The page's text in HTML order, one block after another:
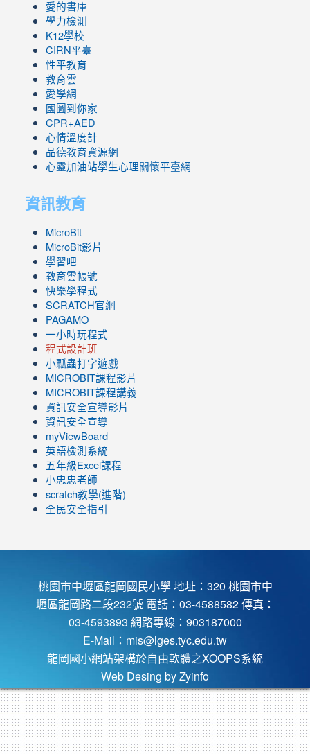
愛的書庫
學力檢測
K12學校
CIRN平臺
性平教育
教育雲
愛學網
國圖到你家
CPR+AED
心情溫度計
品德教育資源網
心靈加油站學生心理關懷平臺網
資訊教育
MicroBit
MicroBit影片
學習吧
教育雲帳號
快樂學程式
SCRATCH官網
PAGAMO
一小時玩程式
程式設計班
小瓢蟲打字遊戲
link
to
https://www.youtube.com/channel/UC8LghzcV5-
ZBGmXwlbUndNA/videos?
view=0&sort=dd&shelf_id=0
MICROBIT課程影片
link
to
https://www.youtube.com/channel/UC8LghzcV5-
ZBGmXwlbUndNA/videos?
view=0&sort=dd&shelf_id=0
MICROBIT課程講義
資訊安全宣導影片
資訊安全宣導
myViewBoard
英語檢測系統
五年級Excel課程
小忠忠老師
scratch教學(進階)
全民安全指引
桃園市中壢區龍岡國民小學 地址：320 桃園市中
壢區龍岡路二段232號 電話：03-4588582 傳真：
03-4593893 網路專線：903187000
E-Mail： mis@lges.tyc.edu.tw
龍岡國小網站架構於自由軟體之XOOPS系統
Web Desing by Zyinfo